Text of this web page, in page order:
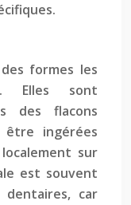
formes les
Elles sont
des flacons
ingérées
sur
est souvent
car